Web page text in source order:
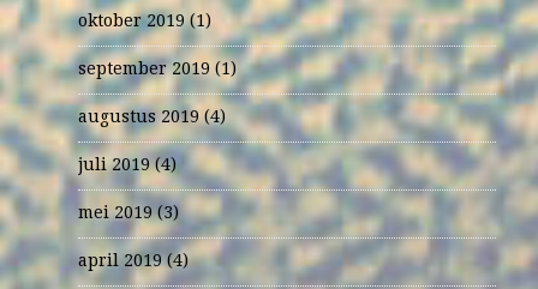
oktober 2019(1)
september 2019 (1)
augustus 2019(4)
juli 2019(4)
mei 2019(3)
april 2019(4)